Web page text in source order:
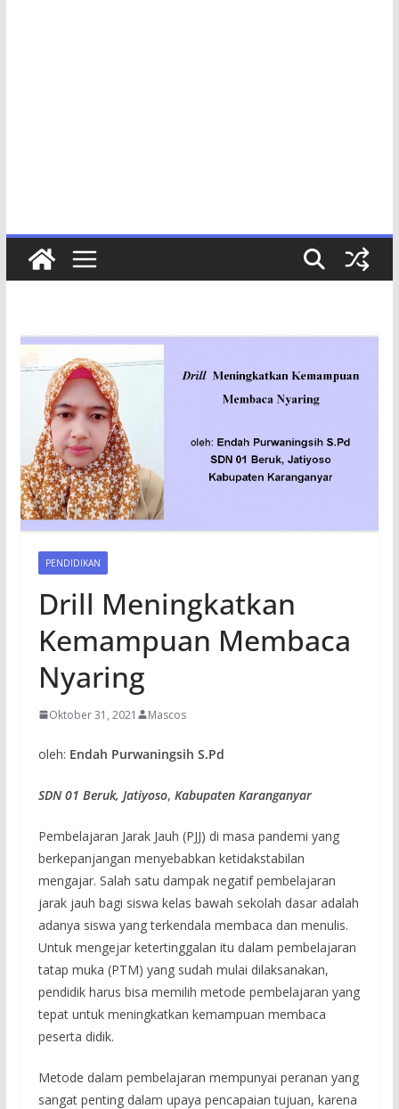
PENDIDIKAN
Drill Meningkatkan
Kemampuan Membaca
Nyaring
Oktober 31, 2021 Mascos
oleh: Endah Purwaningsih S.Pd
SDN 01 Beruk, Jatiyoso, Kabupaten Karanganyar
Pembelajaran Jarak Jauh (PJJ) di masa pandemi yang
berkepanjangan menyebabkan ketidakstabilan
mengajar. Salah satu dampak negatif pembelajaran
jarak jauh bagi siswa kelas bawah sekolah dasar adalah
adanya siswa yang terkendala membaca dan menulis.
Untuk mengejar ketertinggalan itu dalam pembelajaran
tatap muka (PTM) yang sudah mulai dilaksanakan,
pendidik harus bisa memilih metode pembelajaran yang
tepat untuk meningkatkan kemampuan membaca
peserta didik.
Metode dalam pembelajaran mempunyai peranan yang
sangat penting dalam upaya pencapaian tujuan, karena